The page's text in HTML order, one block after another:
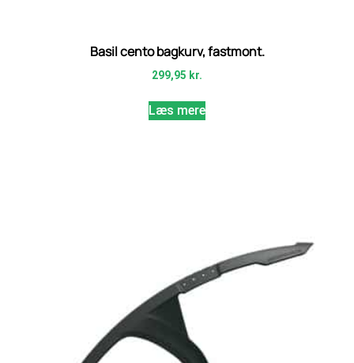
Basil cento bagkurv, fastmont.
299,95 kr.
Læs mere